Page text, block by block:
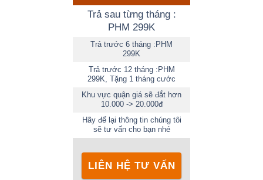
Trả sau từng tháng :
PHM 299K
Trả trước 6 tháng :PHM
299K
Trả trước 12 tháng :PHM
299K, Tặng 1 tháng cước
Khu vực quận giá sẽ đắt hơn
10.000 -> 20.000đ
Hãy để lại thông tin chúng tôi
sẽ tư vấn cho bạn nhé
LIÊN HỆ TƯ VẤN